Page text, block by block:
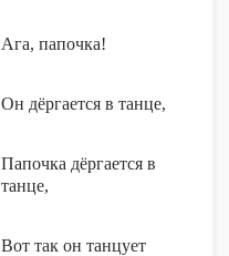
Ага, папочка!
Он дёргается в танце,
Папочка дёргается в
танце,
Вот так он танцует